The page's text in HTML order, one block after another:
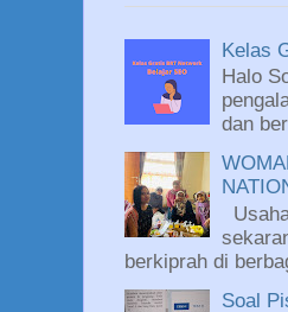
Kelas
Halo
dan
berkiprah di
Soal